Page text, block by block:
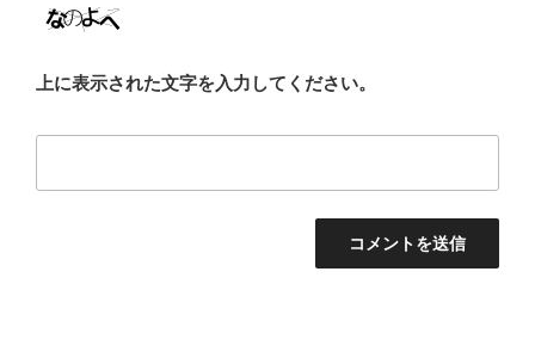
上に表示された文字を入力してください。